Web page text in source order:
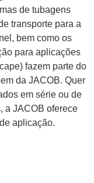
de tubagens
transporte para a
bem como os
para aplicações
fazem parte do
da JACOB. Quer
em série ou de
a JACOB oferece
aplicação.